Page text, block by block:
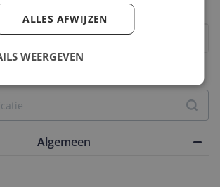
Algemeen
dit product?
8
7
6
5
4
Vraag 1 van 4
ALLES AFWIJZEN
WEERGEVEN